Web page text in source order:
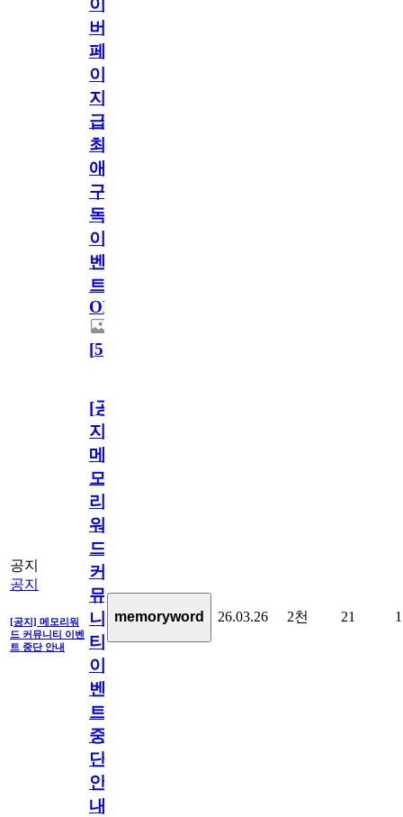
이
버
페
이
지
급!
최
애
구
독
이
벤
트
OPEN!
[5]
공지
공지
[공지] 메모리워
드 커뮤니티 이벤
트 중단 안내
[공
지]
메
모
리
워
드
커
뮤
니
티
이
벤
트
중
단
안
내
memoryword 26.03.26 2천 21 1